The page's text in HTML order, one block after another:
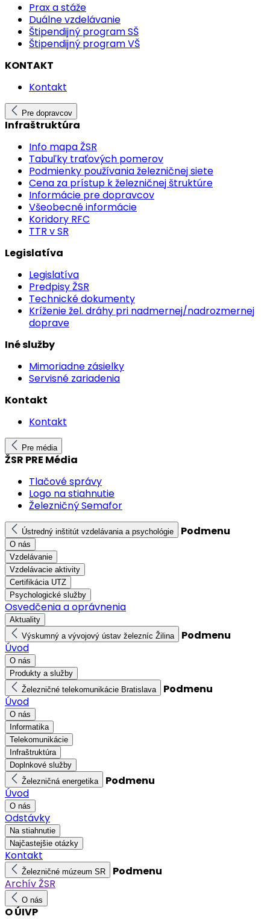
Prax a stáže
Duálne vzdelávanie
Štipendijný program SŠ
Štipendijný program VŠ
KONTAKT
Kontakt
Pre dopravcov
Infraštruktúra
Info mapa ŽSR
Tabuľky traťových pomerov
Podmienky používania železničnej siete
Cena za prístup k železničnej štruktúre
Informácie pre dopravcov
Všeobecné informácie
Koridory RFC
TTR v SR
Legislatíva
Legislatíva
Predpisy ŽSR
Technické dokumenty
Kríženie žel. dráhy pri nadmernej/nadrozmernej
doprave
Iné služby
Mimoriadne zásielky
Servisné zariadenia
Kontakt
Kontakt
Pre média
ŽSR PRE Média
Tlačové správy
Logo na stiahnutie
Železničný Semafor
Ústredný inštitút vzdelávania a psychológie Podmenu
O nás
Vzdelávanie
Vzdelávacie aktivity
Certifikácia UTZ
Psychologické služby
Osvedčenia a oprávnenia
Aktuality
Výskumný a vývojový ústav železníc Žilina
Podmenu
Úvod
O nás
Produkty a služby
Železničné telekomunikácie Bratislava
Podmenu
Úvod
O nás
Informatika
Telekomunikácie
Infraštruktúra
Doplnkové služby
Železničná energetika
Podmenu
Úvod
O nás
Odstávky
Na stiahnutie
Najčastejšie otázky
Kontakt
Železničné múzeum SR
Podmenu
Archív ŽSR
O nás
O ÚIVP